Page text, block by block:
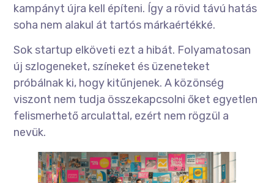
kampányt újra kell építeni. Így a rövid távú hatás
soha nem alakul át tartós márkaértékké.
Sok startup elköveti ezt a hibát. Folyamatosan
új szlogeneket, színeket és üzeneteket
próbálnak ki, hogy kitűnjenek. A közönség
viszont nem tudja összekapcsolni őket egyetlen
felismerhető arculattal, ezért nem rögzül a
nevük.